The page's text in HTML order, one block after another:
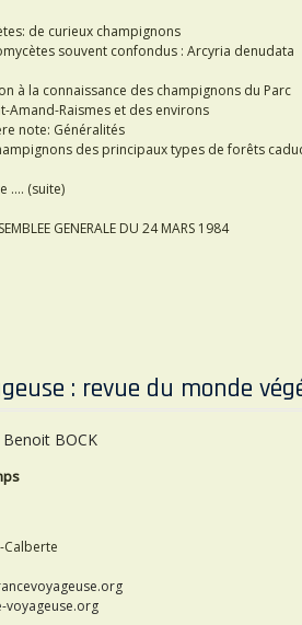
de curieux champignons
souvent confondus : Arcyria denudata
à la connaissance des champignons du Parc
Amand-Raismes et des environs
note: Généralités
champignons des principaux types de forêts
…. (suite)
GENERALE DU 24 MARS 1984
: revue du monde
Benoit BOCK
Calberte
voyageuse.org